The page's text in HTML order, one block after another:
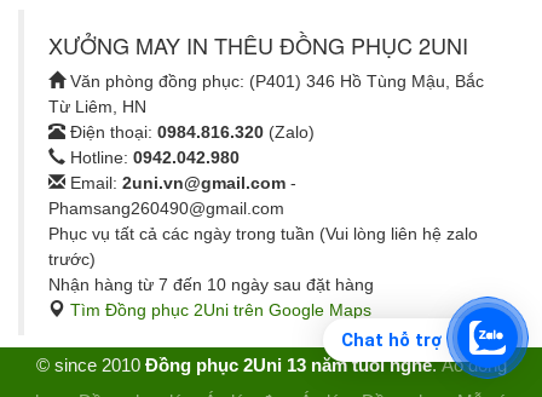
Chat hỗ trợ
XƯỞNG MAY IN THÊU ĐỒNG PHỤC 2UNI
Văn phòng đồng phục: (P401) 346 Hồ Tùng Mậu, Bắc
Từ Liêm, HN
Điện thoại: 0984.816.320 (Zalo)
Hotline: 0942.042.980
Email: 2uni.vn@gmail.com -
Phamsang260490@gmail.com
Phục vụ tất cả các ngày trong tuần (Vui lòng liên hệ zalo
trước)
Nhận hàng từ 7 đến 10 ngày sau đặt hàng
Tìm Đồng phục 2Uni trên Google Maps
© since 2010 Đồng phục 2Uni 13 năm tuổi nghề.Áo đồng